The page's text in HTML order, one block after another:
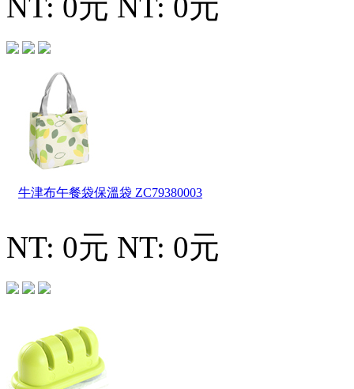
NT: 0元 NT: 0元
牛津布午餐袋保溫袋 ZC79380003
NT: 0元 NT: 0元